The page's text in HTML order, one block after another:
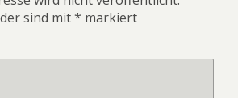
sind mit* markiert